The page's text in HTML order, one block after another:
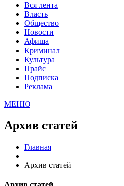
Вся лента
Власть
Общество
Новости
Афиша
Криминал
Культура
Прайс
Подписка
Реклама
МЕНЮ
Архив статей
Главная
Архив статей